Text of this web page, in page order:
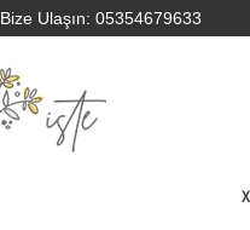
Bize Ulaşın: 05354679633